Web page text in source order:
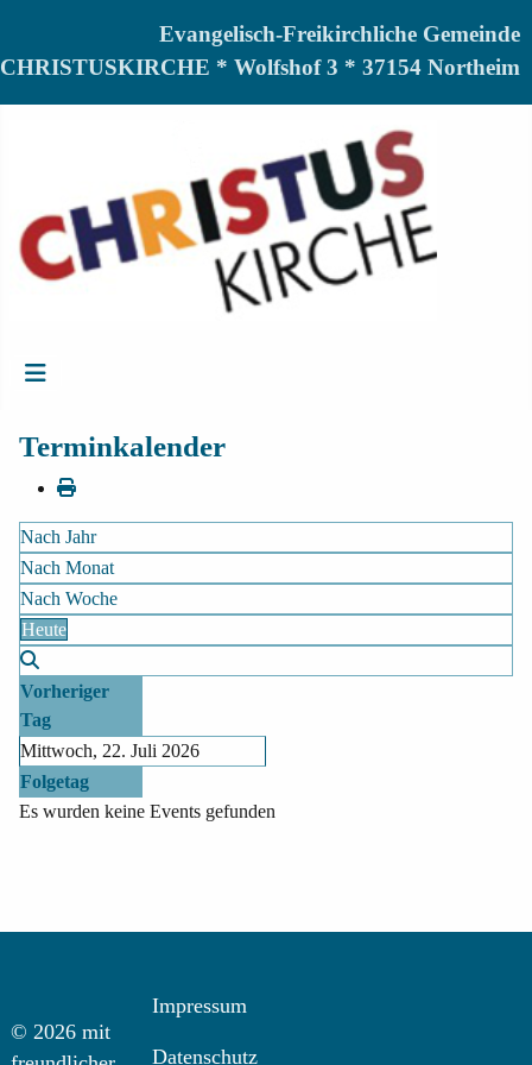
Evangelisch-Freikirchliche Gemeinde
CHRISTUSKIRCHE * Wolfshof 3 * 37154 Northeim
Terminkalender
Nach Jahr
Nach Monat
Nach Woche
Heute
Vorheriger
Tag
Mittwoch, 22. Juli 2026
Folgetag
Es wurden keine Events gefunden
© 2026 mit
Impressum
Datenschutz